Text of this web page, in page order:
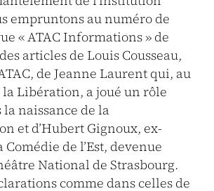
empruntons au numéro de
« ATAC Informations » de
articles de Louis Cousseau,
de Jeanne Laurent qui, au
Libération, a joué un rôle
naissance de la
et d’Hubert Gignoux, ex-
de l’Est, devenue
National de Strasbourg.
comme dans celles de